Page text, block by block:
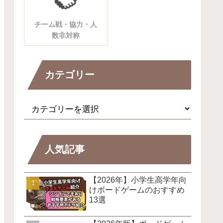
チーム戦・協力・人
数非対称
カテゴリー
人気記事
【2026年】小学生高学年向
けボードゲームのおすすめ
13選